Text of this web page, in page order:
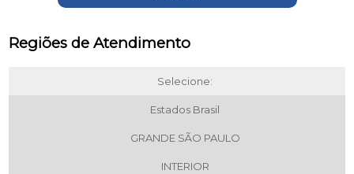
Regiões de Atendimento
Selecione:
Estados Brasil
GRANDE SÃO PAULO
INTERIOR